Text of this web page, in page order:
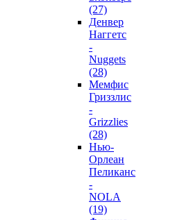
(27)
Денвер
Наггетс
-
Nuggets
(28)
Мемфис
Гриззлис
-
Grizzlies
(28)
Нью-
Орлеан
Пеликанс
-
NOLA
(19)